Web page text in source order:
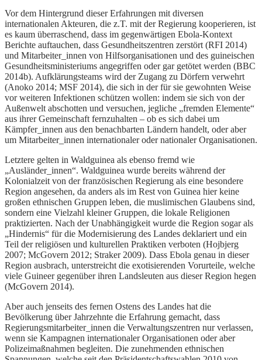
Vor dem Hintergrund dieser Erfahrungen mit diversen
internationalen Akteuren, die z.T. mit der Regierung kooperieren, ist
es kaum überraschend, dass im gegenwärtigen Ebola-Kontext
Berichte auftauchen, dass Gesundheitszentren zerstört (RFI 2014)
und Mitarbeiter_innen von Hilfsorganisationen und des guineischen
Gesundheitsministeriums angegriffen oder gar getötet werden (BBC
2014b). Aufklärungsteams wird der Zugang zu Dörfern verwehrt
(Anoko 2014; MSF 2014), die sich in der für sie gewohnten Weise
vor weiteren Infektionen schützen wollen: indem sie sich von der
Außenwelt abschotten und versuchen, jegliche „fremden Elemente“
aus ihrer Gemeinschaft fernzuhalten – ob es sich dabei um
Kämpfer_innen aus den benachbarten Ländern handelt, oder aber
um Mitarbeiter_innen internationaler oder nationaler Organisationen.
Letztere gelten in Waldguinea als ebenso fremd wie
„Ausländer_innen“. Waldguinea wurde bereits während der
Kolonialzeit von der französischen Regierung als eine besondere
Region angesehen, da anders als im Rest von Guinea hier keine
großen ethnischen Gruppen leben, die muslimischen Glaubens sind,
sondern eine Vielzahl kleiner Gruppen, die lokale Religionen
praktizierten. Nach der Unabhängigkeit wurde die Region sogar als
„Hindernis“ für die Modernisierung des Landes deklariert und ein
Teil der religiösen und kulturellen Praktiken verboten (Hojbjerg
2007; McGovern 2012; Straker 2009). Dass Ebola genau in dieser
Region ausbrach, unterstreicht die exotisierenden Vorurteile, welche
viele Guineer gegenüber ihren Landsleuten aus dieser Region hegen
(McGovern 2014).
Aber auch jenseits des fernen Ostens des Landes hat die
Bevölkerung über Jahrzehnte die Erfahrung gemacht, dass
Regierungsmitarbeiter_innen die Verwaltungszentren nur verlassen,
wenn sie Kampagnen internationaler Organisationen oder aber
Polizeimaßnahmen begleiten. Die zunehmenden ethnischen